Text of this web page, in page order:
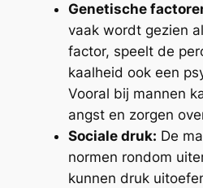
Genetische
vaak wordt gezien
factor, speelt de
kaalheid ook een
Vooral bij mannen
angst en zorgen
Sociale druk: De
normen rondom
kunnen druk